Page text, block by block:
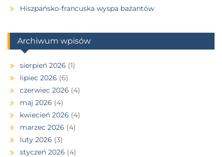
Hiszpańsko-francuska wyspa bażantów
Archiwum wpisów
sierpień 2026 (1)
lipiec 2026 (6)
czerwiec 2026 (4)
maj 2026 (4)
kwiecień 2026 (4)
marzec 2026 (4)
luty 2026 (3)
styczeń 2026 (4)